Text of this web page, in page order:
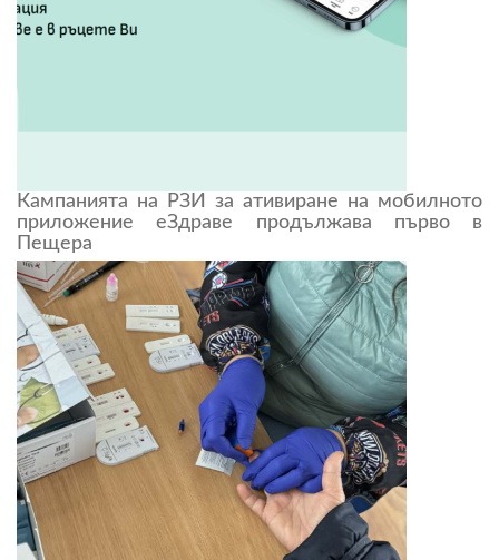
Кампанията на РЗИ за ативиране на мобилното
приложение еЗдраве продължава първо в
Пещера